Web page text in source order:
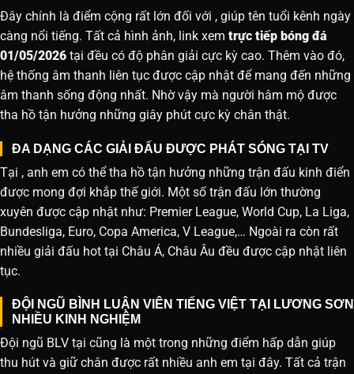
Đây chính là điểm cộng rất lớn đối với , giúp tên tuổi kênh ngày
càng nổi tiếng. Tất cả hình ảnh, link xem trực tiếp bóng đá
01/05/2026 tại đều có độ phân giải cực kỳ cao. Thêm vào đó,
hệ thống âm thanh liên tục được cập nhật để mang đến những
âm thanh sống động nhất. Nhờ vậy mà người hâm mộ được
tha hồ tận hưởng những giây phút cực kỳ chân thật.
ĐA DẠNG CÁC GIẢI ĐẤU ĐƯỢC PHÁT SÓNG TẠI TV
Tại , anh em có thể tha hồ tận hưởng những trận đấu kinh điển
được mong đợi khắp thế giới. Một số trận đấu lớn thường
xuyên được cập nhật như: Premier League, World Cup, La Liga,
Bundesliga, Euro, Copa America, V League,… Ngoài ra còn rất
nhiều giải đấu hot tại Châu Á, Châu Âu đều được cập nhật liên
tục.
ĐỘI NGŨ BÌNH LUẬN VIÊN TIẾNG VIỆT TẠI LƯƠNG SƠN
NHIỀU KINH NGHIỆM
Đội ngũ BLV tại cũng là một trong những điểm hấp dẫn giúp
thu hút và giữ chân được rất nhiều anh em tại đây. Tất cả trận